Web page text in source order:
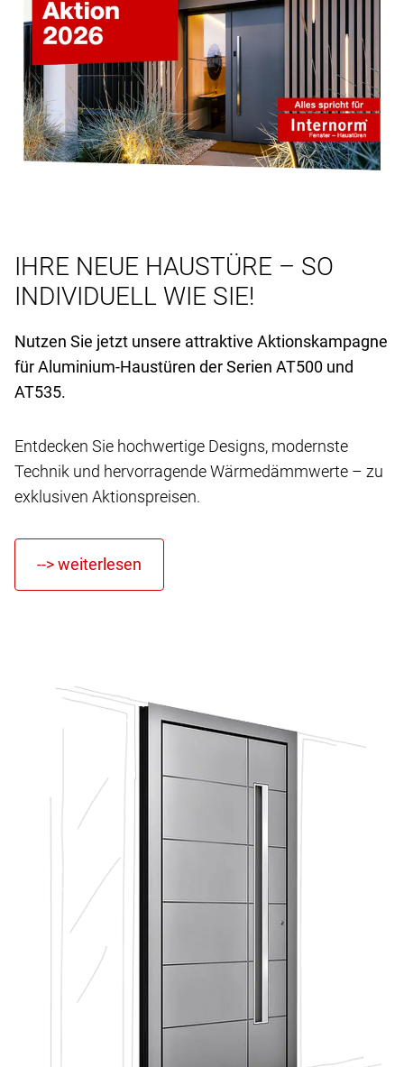
IHRE NEUE HAUSTÜRE – SO
INDIVIDUELL WIE SIE!
Nutzen Sie jetzt unsere attraktive Aktionskampagne
für Aluminium-Haustüren der Serien AT500 und
AT535.
Entdecken Sie hochwertige Designs, modernste
Technik und hervorragende Wärmedämmwerte – zu
exklusiven Aktionspreisen.